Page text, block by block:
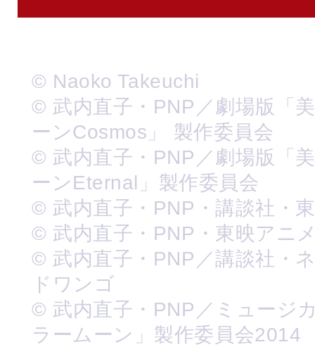
© Naoko Takeuchi
© 武内直子・PNP／劇場版「
ーンCosmos」 製作委員会
© 武内直子・PNP／劇場版「
ーンEternal」製作委員会
© 武内直子・PNP・講談社・
© 武内直子・PNP・東映アニ
© 武内直子・PNP／講談社・
ドワンゴ
© 武内直子・PNP／ミュージ
ラームーン」製作委員会2014